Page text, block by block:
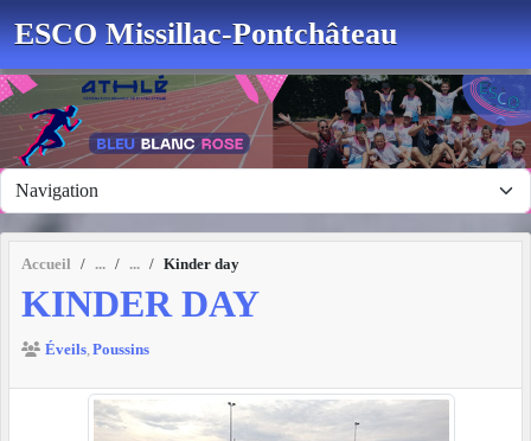
ESCO Missillac-Pontchâteau
Accueil Kinder day
KINDER DAY
Éveils Poussins